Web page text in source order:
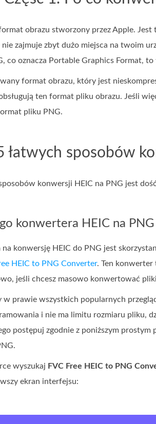
obrazu stworzony przez Apple.
zajmuje zbyt dużo miejsca na twoim
co oznacza Portable Graphics Format,
format obrazu, który jest
ten format pliku obrazu. Jeśli
pliku PNG.
łatwych sposobów
konwersji HEIC na PNG jest
konwertera HEIC na
na konwersję HEIC do PNG jest
HEIC to PNG Converter. Ten konwerter
jeśli chcesz masowo konwertować
w prawie wszystkich popularnych
i nie ma limitu rozmiaru pliku,
postępuj zgodnie z poniższym
wyszukaj FVC Free HEIC to PNG
ekran interfejsu: